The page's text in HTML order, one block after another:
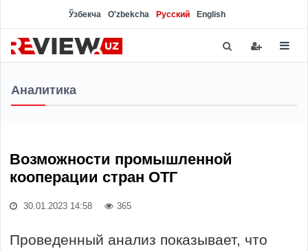
Ўзбекча O'zbekcha Русский English
Аналитика
Возможности промышленной
кооперации стран ОТГ
30.01.2023 14:58 365
Проведенный анализ показывает, что